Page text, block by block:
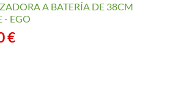
A BATERÍA DE 38CM
- EGO
€